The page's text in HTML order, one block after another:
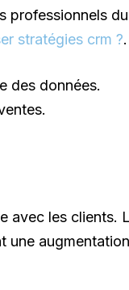
professionnels
stratégies crm ?.
des données.
avec les clients.
une